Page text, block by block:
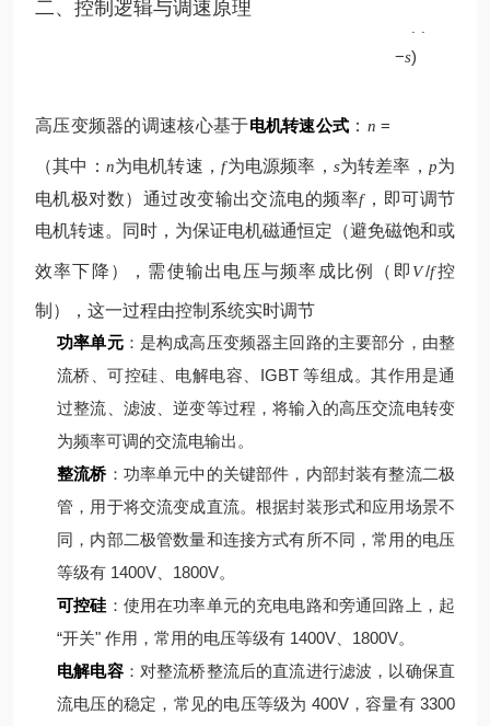
二、控制逻辑与调速原理
高压变频器的调速核心基于电机转速公式 ： n =
−s)
（其中： n为电机转速， f为电源频率， s为转差率， p为
电机极对数） 通过改变输出交流电的频率f，即可调节
电机转速。同时，为保证电机磁通恒定（避免磁饱和或
效率下降），需使输出电压与频率成比例（即 V /f控
制），这一过程由控制系统实时调节
功率单元：是构成高压变频器主回路的主要部分，由整
流桥、可控硅、电解电容、IGBT 等组成。其作用是通
过整流、滤波、逆变等过程，将输入的高压交流电转变
为频率可调的交流电输出。
整流桥：功率单元中的关键部件，内部封装有整流二极
管，用于将交流变成直流。根据封装形式和应用场景不
同，内部二极管数量和连接方式有所不同，常用的电压
等级有 1400V、1800V。
可控硅 ：使用在功率单元的充电电路和旁通回路上，起
“开关" 作用，常用的电压等级有 1400V、1800V。
电解电容：对整流桥整流后的直流进行滤波，以确保直
流电压的稳定，常见的电压等级为 400V，容量有 3300